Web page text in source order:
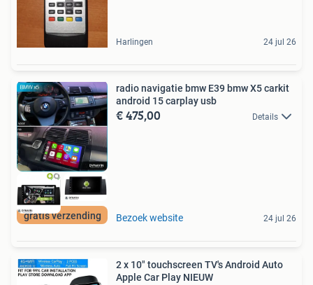
Harlingen 24 jul 26
gratis verzending
radio navigatie bmw E39 bmw X5 carkit
android 15 carplay usb
€ 475,00 Details
Bezoek website 24 jul 26
2 x 10" touchscreen TV's Android Auto
Apple Car Play NIEUW